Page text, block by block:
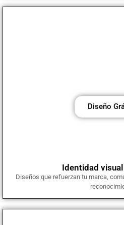
Diseño
Identidad
Diseños que refuerzan tu marca,